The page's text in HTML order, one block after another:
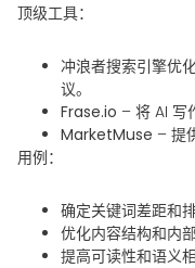
顶级工具：
冲浪者搜索引擎优
议。
Frase.io – 将 AI 写
MarketMuse – 提
用例：
确定关键词差距和
优化内容结构和内部
提高可读性和语义相